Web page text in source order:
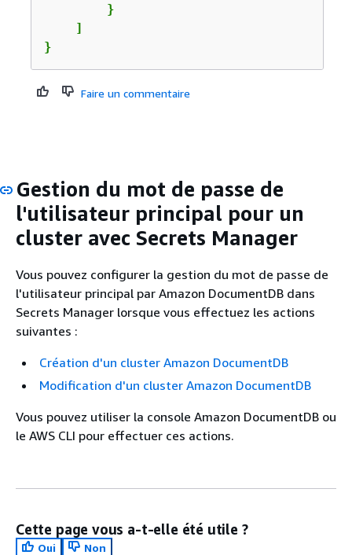
        }
    ]
}
Faire un commentaire
Gestion du mot de passe de
l'utilisateur principal pour un
cluster avec Secrets Manager
Vous pouvez configurer la gestion du mot de passe de
l'utilisateur principal par Amazon DocumentDB dans
Secrets Manager lorsque vous effectuez les actions
suivantes :
Création d'un cluster Amazon DocumentDB
Modification d'un cluster Amazon DocumentDB
Vous pouvez utiliser la console Amazon DocumentDB ou
le AWS CLI pour effectuer ces actions.
Cette page vous a-t-elle été utile ?
Oui
Non